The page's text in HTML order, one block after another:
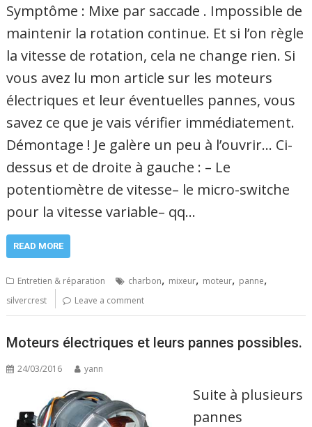
Symptôme : Mixe par saccade . Impossible de
maintenir la rotation continue. Et si l’on règle
la vitesse de rotation, cela ne change rien. Si
vous avez lu mon article sur les moteurs
électriques et leur éventuelles pannes, vous
savez ce que je vais vérifier immédiatement.
Démontage ! Je galère un peu à l’ouvrir… Ci-
dessus et de droite à gauche : – Le
potentiomètre de vitesse– le micro-switche
pour la vitesse variable– qq…
READ MORE
Entretien & réparation charbon, mixeur, moteur, panne,
silvercrest Leave a comment
Moteurs électriques et leurs pannes possibles.
24/03/2016 yann
Suite à plusieurs
pannes